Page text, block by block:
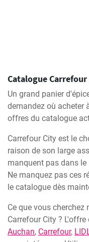
Catalogue
Un grand panier
demandez où acheter
offres du catalogue
Carrefour City est le
raison de son large
manquent pas dans
Ne manquez pas ces
le catalogue dès
Ce que vous
Carrefour City ?
Auchan, Carrefour,